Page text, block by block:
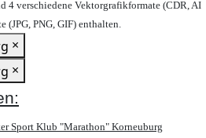
4 verschiedene Vektorgrafikformate (CDR, AI
(JPG, PNG, GIF) enthalten.
×
×
Sport Klub "Marathon" Korneuburg